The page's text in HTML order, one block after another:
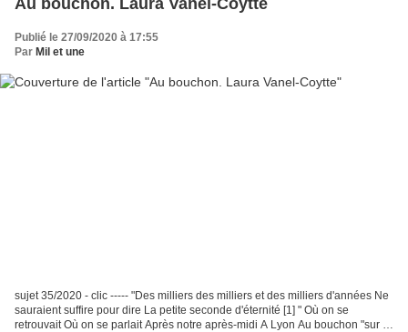
Au bouchon. Laura Vanel-Coytte
Publié le 27/09/2020 à 17:55
Par Mil et une
sujet 35/2020 - clic ----- "Des milliers des milliers et des milliers d'années Ne
sauraient suffire pour dire La petite seconde d'éternité [1] " Où on se
retrouvait Où on se parlait Après notre après-midi A Lyon Au bouchon "sur la